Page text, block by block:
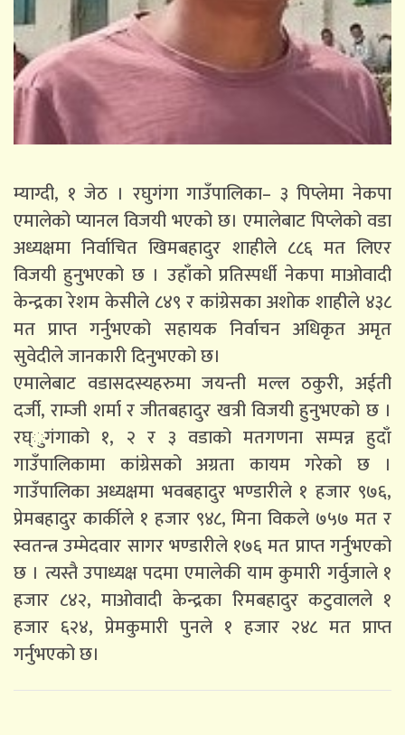
म्याग्दी, १ जेठ । रघुगंगा गाउँपालिका– ३ पिप्लेमा नेकपा
एमालेको प्यानल विजयी भएको छ। एमालेबाट पिप्लेको वडा
अध्यक्षमा निर्वाचित खिमबहादुर शाहीले ८८६ मत लिएर
विजयी हुनुभएको छ । उहाँको प्रतिस्पर्धी नेकपा माओवादी
केन्द्रका रेशम केसीले ८४९ र कांग्रेसका अशोक शाहीले ४३८
मत प्राप्त गर्नुभएको सहायक निर्वाचन अधिकृत अमृत
सुवेदीले जानकारी दिनुभएको छ।
एमालेबाट वडासदस्यहरुमा जयन्ती मल्ल ठकुरी, अईती
दर्जी, राम्जी शर्मा र जीतबहादुर खत्री विजयी हुनुभएको छ ।
रघ्ुगंगाको १, २ र ३ वडाको मतगणना सम्पन्न हुदाँ
गाउँपालिकामा कांग्रेसको अग्रता कायम गरेको छ ।
गाउँपालिका अध्यक्षमा भवबहादुर भण्डारीले १ हजार ९७६,
प्रेमबहादुर कार्कीले १ हजार ९४८, मिना विकले ७५७ मत र
स्वतन्त्र उम्मेदवार सागर भण्डारीले १७६ मत प्राप्त गर्नुभएको
छ । त्यस्तै उपाध्यक्ष पदमा एमालेकी याम कुमारी गर्वुजाले १
हजार ८४२, माओवादी केन्द्रका रिमबहादुर कटुवालले १
हजार ६२४, प्रेमकुमारी पुनले १ हजार २४८ मत प्राप्त
गर्नुभएको छ।